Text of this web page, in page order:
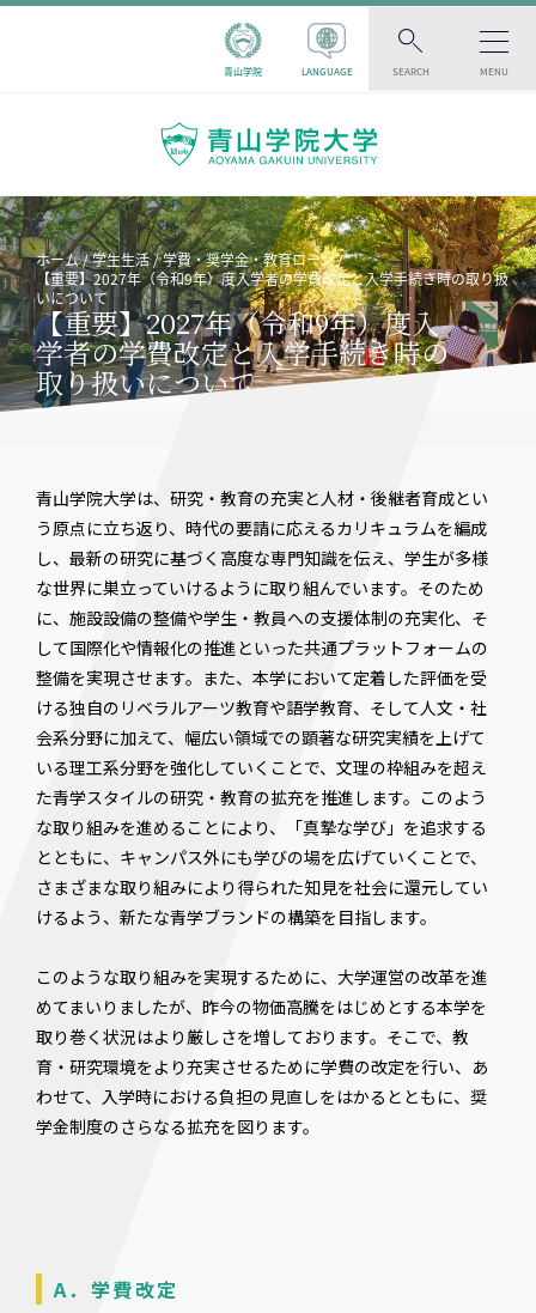
青山学院 LANGUAGE SEARCH MENU
ホーム 学生生活
学費・奨学金・教育ローン
【重要】2027年（令和9年）度入学者の学費改定と入学手続き時の取り扱
いについて
【重要】2027年（令和9年）度入
学者の学費改定と入学手続き時の
取り扱いについて
青山学院大学は、研究・教育の充実と人材・後継者育成とい
う原点に立ち返り、時代の要請に応えるカリキュラムを編成
し、最新の研究に基づく高度な専門知識を伝え、学生が多様
な世界に巣立っていけるように取り組んでいます。そのため
に、施設設備の整備や学生・教員への支援体制の充実化、そ
して国際化や情報化の推進といった共通プラットフォームの
整備を実現させます。また、本学において定着した評価を受
ける独自のリベラルアーツ教育や語学教育、そして人文・社
会系分野に加えて、幅広い領域での顕著な研究実績を上げて
いる理工系分野を強化していくことで、文理の枠組みを超え
た青学スタイルの研究・教育の拡充を推進します。このよう
な取り組みを進めることにより、「真摯な学び」を追求する
とともに、キャンパス外にも学びの場を広げていくことで、
さまざまな取り組みにより得られた知見を社会に還元してい
けるよう、新たな青学ブランドの構築を目指します。
このような取り組みを実現するために、大学運営の改革を進
めてまいりましたが、昨今の物価高騰をはじめとする本学を
取り巻く状況はより厳しさを増しております。そこで、教
育・研究環境をより充実させるために学費の改定を行い、あ
わせて、入学時における負担の見直しをはかるとともに、奨
学金制度のさらなる拡充を図ります。
A．学費改定